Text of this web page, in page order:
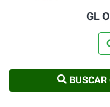
GL
BUSCAR